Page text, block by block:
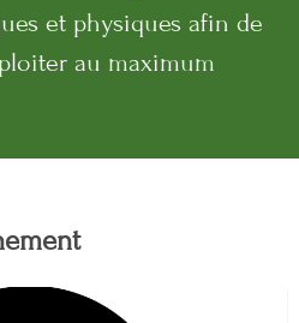
et physiques afin de
au maximum